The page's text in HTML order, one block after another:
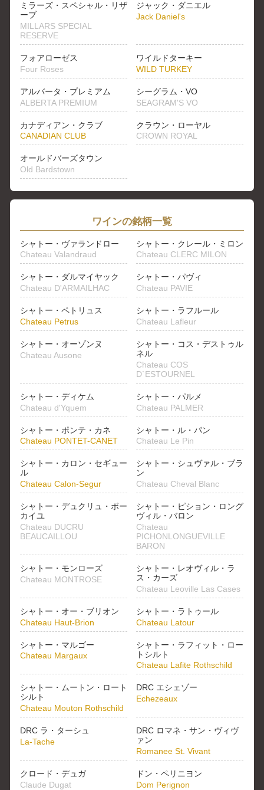
ミラーズ・スペシャル・リザ
ーブ
MILLARS SPECIAL
RESERVE
ジャック・ダニエル
Jack Daniel's
フォアローゼス
Four Roses
ワイルドターキー
WILD TURKEY
アルバータ・プレミアム
ALBERTA PREMIUM
シーグラム・VO
SEAGRAM'S VO
カナディアン・クラブ
CANADIAN CLUB
クラウン・ローヤル
CROWN ROYAL
オールドバーズタウン
Old Bardstown
ワインの銘柄一覧
シャトー・ヴァランドロー
Chateau Valandraud
シャトー・クレール・ミロン
Chateau CLERC MILON
シャトー・ダルマイヤック
Chateau D'ARMAILHAC
シャトー・パヴィ
Chateau PAVIE
シャトー・ペトリュス
Chateau Petrus
シャトー・ラフルール
Chateau Lafleur
シャトー・オーゾンヌ
Chateau Ausone
シャトー・コス・デストゥル
ネル
Chateau COS
D`ESTOURNEL
シャトー・ディケム
Chateau d'Yquem
シャトー・パルメ
Chateau PALMER
シャトー・ポンテ・カネ
Chateau PONTET-CANET
シャトー・ル・パン
Chateau Le Pin
シャトー・カロン・セギュー
ル
Chateau Calon-Segur
シャトー・シュヴァル・ブラ
ン
Chateau Cheval Blanc
シャトー・デュクリュ・ボー
カイユ
Chateau DUCRU
BEAUCAILLOU
シャトー・ピション・ロング
ヴィル・バロン
Chateau
PICHONLONGUEVILLE
BARON
シャトー・モンローズ
Chateau MONTROSE
シャトー・レオヴィル・ラ
ス・カーズ
Chateau Leoville Las Cases
シャトー・オー・ブリオン
Chateau Haut-Brion
シャトー・ラトゥール
Chateau Latour
シャトー・マルゴー
Chateau Margaux
シャトー・ラフィット・ロー
トシルト
Chateau Lafite Rothschild
シャトー・ムートン・ロート
シルト
Chateau Mouton Rothschild
DRC エシェゾー
Echezeaux
DRC ラ・ターシュ
La-Tache
DRC ロマネ・サン・ヴィヴ
ァン
Romanee St. Vivant
クロード・デュガ
Claude Dugat
ドン・ペリニヨン
Dom Perignon